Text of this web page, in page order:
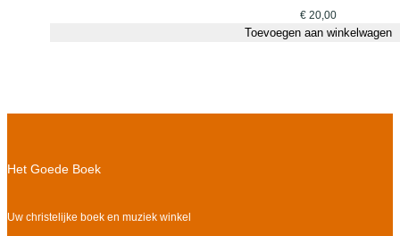
€20,00
Toevoegen aan winkelwagen
Het Goede Boek
Uw christelijke boek en muziek winkel